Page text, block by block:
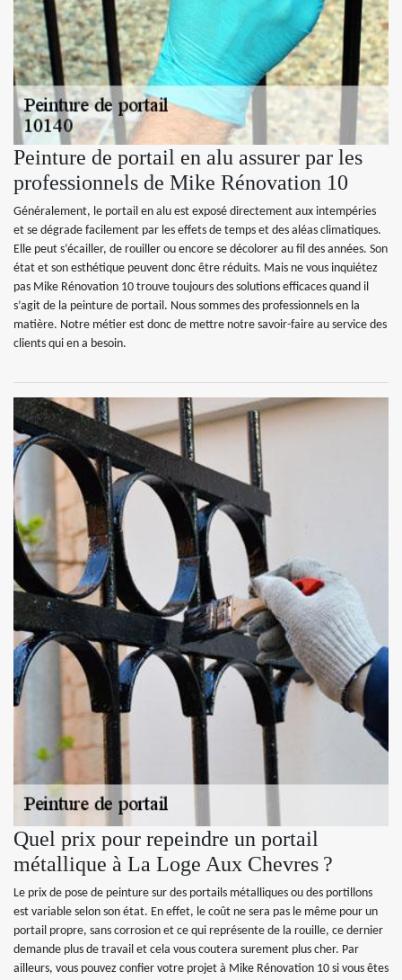
Peinture de portail en alu assurer par les
professionnels de Mike Rénovation 10
Généralement, le portail en alu est exposé directement aux intempéries
et se dégrade facilement par les effets de temps et des aléas climatiques.
Elle peut s’écailler, de rouiller ou encore se décolorer au fil des années. Son
état et son esthétique peuvent donc être réduits. Mais ne vous inquiétez
pas Mike Rénovation 10 trouve toujours des solutions efficaces quand il
s’agit de la peinture de portail. Nous sommes des professionnels en la
matière. Notre métier est donc de mettre notre savoir-faire au service des
clients qui en a besoin.
Quel prix pour repeindre un portail
métallique à La Loge Aux Chevres ?
Le prix de pose de peinture sur des portails métalliques ou des portillons
est variable selon son état. En effet, le coût ne sera pas le même pour un
portail propre, sans corrosion et ce qui représente de la rouille, ce dernier
demande plus de travail et cela vous coutera surement plus cher. Par
ailleurs, vous pouvez confier votre projet à Mike Rénovation 10 si vous êtes